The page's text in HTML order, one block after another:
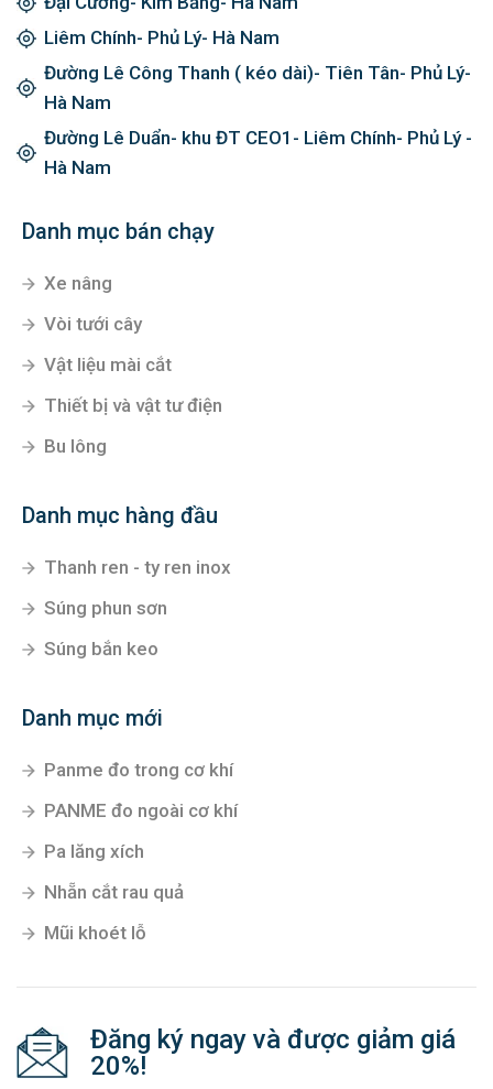
Liêm Chính- Phủ Lý- Hà Nam
Đường Lê Công Thanh ( kéo dài)- Tiên Tân- Phủ Lý-
Hà Nam
Đường Lê Duẩn- khu ĐT CEO1- Liêm Chính- Phủ Lý -
Hà Nam
Danh mục bán chạy
Xe nâng
Vòi tưới cây
Vật liệu mài cắt
Thiết bị và vật tư điện
Bu lông
Danh mục hàng đầu
Thanh ren - ty ren inox
Súng phun sơn
Súng bắn keo
Danh mục mới
Panme đo trong cơ khí
PANME đo ngoài cơ khí
Pa lăng xích
Nhẵn cắt rau quả
Mũi khoét lỗ
Đăng ký ngay và được giảm giá
20%!